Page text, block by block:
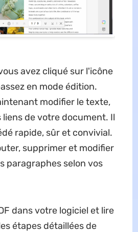
avez cliqué sur l'icône
en mode édition.
modifier le texte,
liens de votre document. Il
rapide, sûr et convivial.
supprimer et modifier
paragraphes selon vos
dans votre logiciel et lire
étapes détaillées de